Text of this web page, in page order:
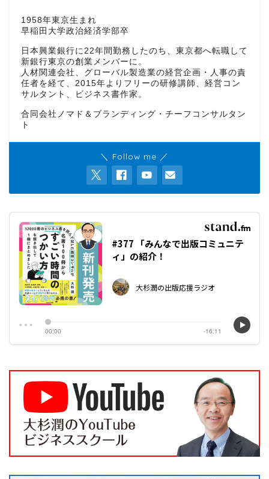
1958年東京生まれ
早稲田大学政治経済学部卒
日本興業銀行に22年間勤務したのち、東京都へ転職して
新銀行東京の創業メンバーに。
人材関連会社、グローバル製造業の経営企画・人事の責
任者を経て、2015年よりフリーの研修講師、経営コン
サルタント、ビジネス書作家。
合同会社ノマド＆ブランディング・チーフコンサルタン
ト
＼ Follow me ／